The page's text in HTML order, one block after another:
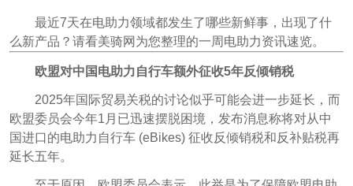
最近7天在电助力领域都发生了哪些新鲜事，出现了什
么新产品？请看美骑网为您整理的一周电助力资讯速览。
欧盟对中国电助力自行车额外征收5年反倾销税
2025年国际贸易关税的讨论似乎可能会进一步延长，而
欧盟委员会今年1月已迅速摆脱困境，发布消息称将对从中
国进口的电助力自行车 (eBikes) 征收反倾销税和反补贴税再
延长五年。